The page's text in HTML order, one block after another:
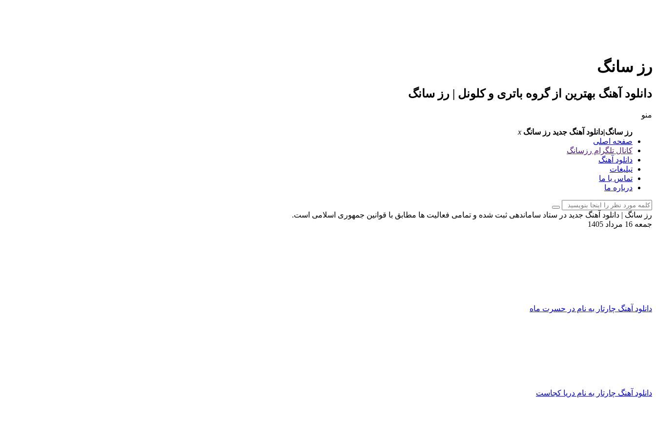
رز سانگ
دانلود آهنگ بهترین از گروه باتری و کلونل | رز سانگ
منو
رز سانگ|دانلود آهنگ جدید رز سانگ x
صفحه اصلی
کانال تلگرام رزسانگ
دانلود آهنگ
تبلیغات
تماس با ما
درباره ما
رز سانگ | دانلود آهنگ جدید در ستاد ساماندهی ثبت شده و تمامی فعالیت ها مطابق با قوانین جمهوری اسلامی است.
جمعه 16 مرداد 1405
دانلود آهنگ چارتار به نام در حسرت ماه
دانلود آهنگ چارتار به نام دریا کجاست